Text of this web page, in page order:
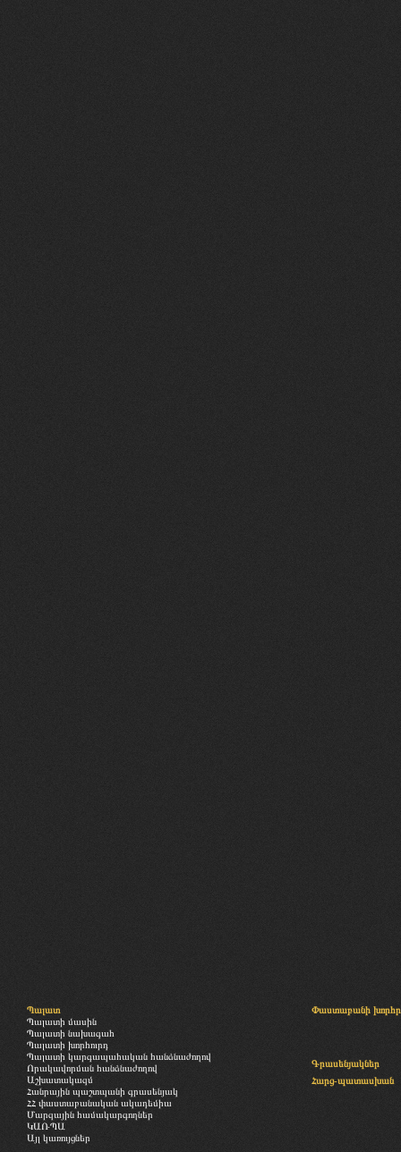
Պալատ
Պալատի մասին
Պալատի նախագահ
Պալատի խորհուրդ
Պալատի կարգապահական հանձնաժողով
Որակավորման հանձնաժողով
Աշխատակազմ
Հանրային պաշտպանի գրասենյակ
ՀՀ փաստաբանական ակադեմիա
Մարզային համակարգողներ
ԿԱՌՊԱ
Այլ կառույցներ
Փաստաբանի
Գրասենյակներ
Հարց-պատասխան